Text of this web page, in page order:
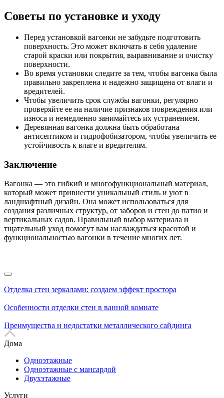
Советы по установке и уходу
Перед установкой вагонки не забудьте подготовить
поверхность. Это может включать в себя удаление
старой краски или покрытия, выравнивание и очистку
поверхности.
Во время установки следите за тем, чтобы вагонка была
правильно закреплена и надежно защищена от влаги и
вредителей.
Чтобы увеличить срок службы вагонки, регулярно
проверяйте ее на наличие признаков повреждения или
износа и немедленно занимайтесь их устранением.
Деревянная вагонка должна быть обработана
антисептиком и гидрофобизатором, чтобы увеличить ее
устойчивость к влаге и вредителям.
Заключение
Вагонка — это гибкий и многофункциональный материал,
который может привнести уникальный стиль и уют в
ландшафтный дизайн. Она может использоваться для
создания различных структур, от заборов и стен до патио и
вертикальных садов. Правильный выбор материала и
тщательный уход помогут вам наслаждаться красотой и
функциональностью вагонки в течение многих лет.
Отделка стен зеркалами: создаем эффект простора
Особенности отделки стен в ванной комнате
Преимущества и недостатки металлического сайдинга
Дома
Одноэтажные
Одноэтажные с мансардой
Двухэтажные
Услуги